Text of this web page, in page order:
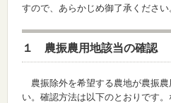
すので、あらかじめ御了承ください
１ 農振農用地該当の確認
農振除外を希望する農地が農振農
い。確認方法は以下のとおりです